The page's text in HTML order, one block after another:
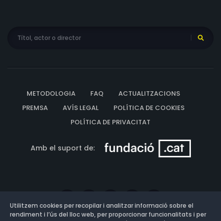
METODOLOGIA FAQ
ACTUALITZACIONS
PREMSA
AVÍS LEGAL
POLÍTICA DE COOKIES
POLÍTICA DE PRIVACITAT
Amb el suport de:
Utilitzem cookies per recopilar i analitzar informació sobre el
rendiment i l’ús del lloc web, per proporcionar funcionalitats i per